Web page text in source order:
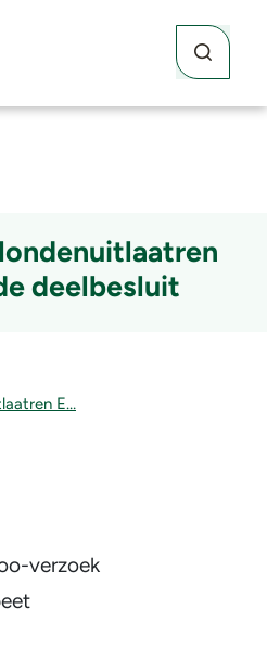
Waar
Zoekknop
deelbesluit
E…
verzoek